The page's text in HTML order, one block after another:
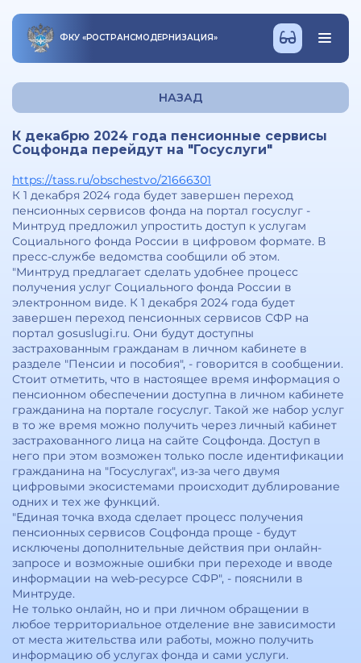
ФКУ «РОСТРАНСМОДЕРНИЗАЦИЯ»
НАЗАД
К декабрю 2024 года пенсионные сервисы
Соцфонда перейдут на "Госуслуги"
https://tass.ru/obschestvo/21666301
К 1 декабря 2024 года будет завершен переход
пенсионных сервисов фонда на портал госуслуг -
Минтруд предложил упростить доступ к услугам
Социального фонда России в цифровом формате. В
пресс-службе ведомства сообщили об этом.
"Минтруд предлагает сделать удобнее процесс
получения услуг Социального фонда России в
электронном виде. К 1 декабря 2024 года будет
завершен переход пенсионных сервисов СФР на
портал gosuslugi.ru. Они будут доступны
застрахованным гражданам в личном кабинете в
разделе "Пенсии и пособия", - говорится в сообщении.
Стоит отметить, что в настоящее время информация о
пенсионном обеспечении доступна в личном кабинете
гражданина на портале госуслуг. Такой же набор услуг
в то же время можно получить через личный кабинет
застрахованного лица на сайте Соцфонда. Доступ в
него при этом возможен только после идентификации
гражданина на "Госуслугах", из-за чего двумя
цифровыми экосистемами происходит дублирование
одних и тех же функций.
"Единая точка входа сделает процесс получения
пенсионных сервисов Соцфонда проще - будут
исключены дополнительные действия при онлайн-
запросе и возможные ошибки при переходе и вводе
информации на web-ресурсе СФР", - пояснили в
Минтруде.
Не только онлайн, но и при личном обращении в
любое территориальное отделение вне зависимости
от места жительства или работы, можно получить
информацию об услугах фонда и сами услуги.